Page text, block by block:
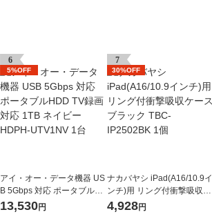
6
5%OFF
アイ・オー・データ機器 US
B 5Gbps 対応 ポータブルHD
D TV録画対応 1TB ネイビー
13,530円
7
30%OFF
ナカバヤシ iPad(A16/10.9イ
ンチ)用 リング付衝撃吸収ケ
ース ブラック TBC-IP2502B
4,928円